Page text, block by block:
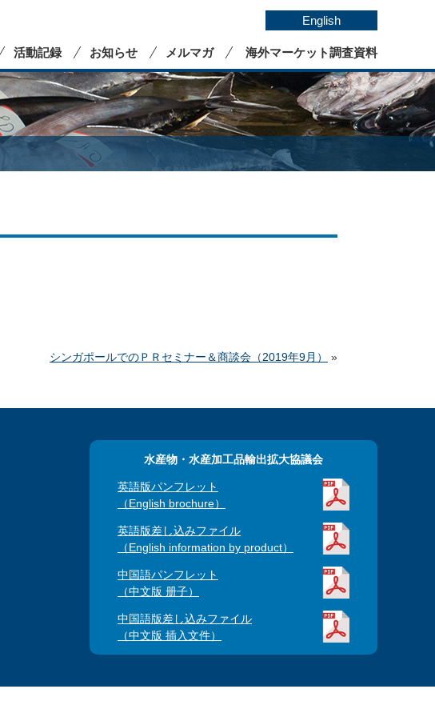
活動記録 お知らせ メルマガ 海外マーケット調査資料
English
シンガポールでのＰＲセミナー＆商談会（2019年9月） »
水産物・水産加工品輸出拡大協議会
英語版パンフレット
（English brochure）
英語版差し込みファイル
（English information by product）
中国語パンフレット
（中文版 册子）
中国語版差し込みファイル
（中文版 插入文件）